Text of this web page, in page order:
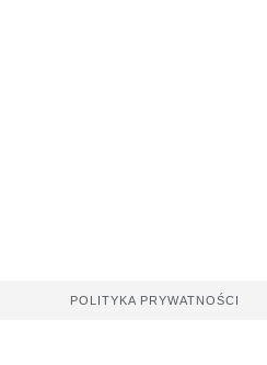
POLITYKA PRYWATNOŚCI